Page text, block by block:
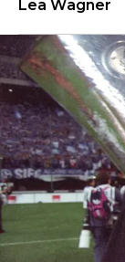
Lea Wagner